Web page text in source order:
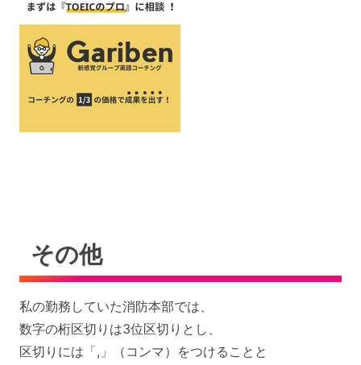
その他
私の勤務していた消防本部では、
数字の桁区切りは3位区切りとし、
区切りには「,」（コンマ）をつけることと